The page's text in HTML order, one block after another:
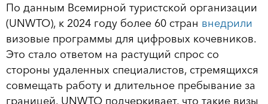
По данным Всемирной туристской организации
(UNWTO), к 2024 году более 60 стран внедрили
визовые программы для цифровых кочевников.
Это стало ответом на растущий спрос со
стороны удаленных специалистов, стремящихся
совмещать работу и длительное пребывание за
границей. UNWTO подчеркивает, что такие визы